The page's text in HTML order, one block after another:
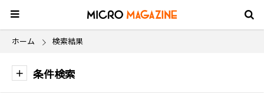
ホーム 検索結果
条件検索